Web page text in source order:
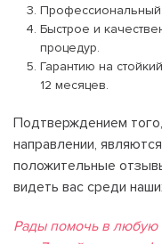
Быстрое и
процедур.
Гарантию на
12 месяцев.
Подтверждением
направлении,
положительные
видеть вас среди
Рады помочь в любую